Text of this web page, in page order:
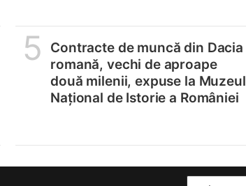
5
Contracte de muncă din Dacia
romană, vechi de aproape
două milenii, expuse la Muzeul
Național de Istorie a României